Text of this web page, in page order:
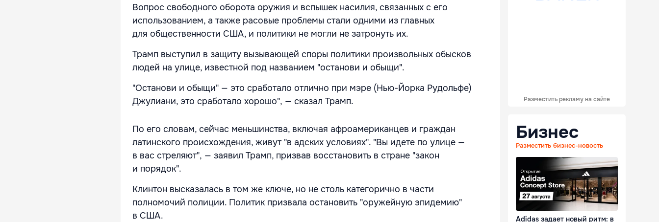
Вопрос свободного оборота оружия и вспышек насилия, связанных с его
использованием, а также расовые проблемы стали одними из главных
для общественности США, и политики не могли не затронуть их.
Трамп выступил в защиту вызывающей споры политики произвольных обысков
людей на улице, известной под названием "останови и обыщи".
"Останови и обыщи" — это сработало отлично при мэре (Нью-Йорка Рудольфе)
Джулиани, это сработало хорошо", — сказал Трамп.
По его словам, сейчас меньшинства, включая афроамериканцев и граждан
латинского происхождения, живут "в адских условиях". "Вы идете по улице —
в вас стреляют", — заявил Трамп, призвав восстановить в стране "закон
и порядок".
Клинтон высказалась в том же ключе, но не столь категорично в части
полномочий полиции. Политик призвала остановить "оружейную эпидемию"
в США.
Разместить рекламу на сайте
Бизнес
Разместить бизнес-новость
Adidas задает новый ритм: в